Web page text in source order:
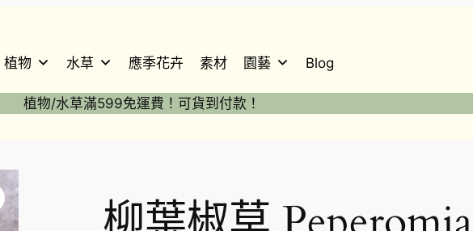
植物 水草 應季花卉 素材 園藝 Blog
植物/水草滿599免運費！可貨到付款！